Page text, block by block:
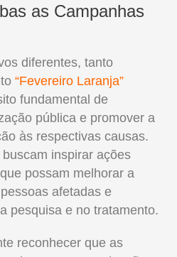
as Campanhas
diferentes, tanto
“Fevereiro Laranja”
fundamental de
pública e promover a
às respectivas causas.
inspirar ações
possam melhorar a
afetadas e
pesquisa e no tratamento.
reconhecer que as